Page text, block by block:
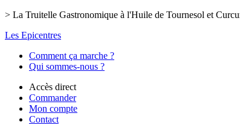
> La Truitelle Gastronomique à l'Huile de Tournesol et
Les Epicentres
Comment ça marche ?
Qui sommes-nous ?
Accès direct
Commander
Mon compte
Contact